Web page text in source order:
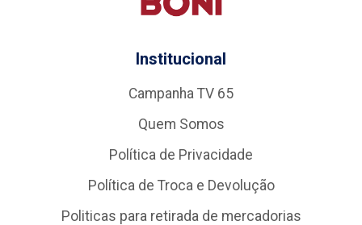
Institucional
Campanha TV 65
Quem Somos
Política de Privacidade
Política de Troca e Devolução
Politicas para retirada de mercadorias